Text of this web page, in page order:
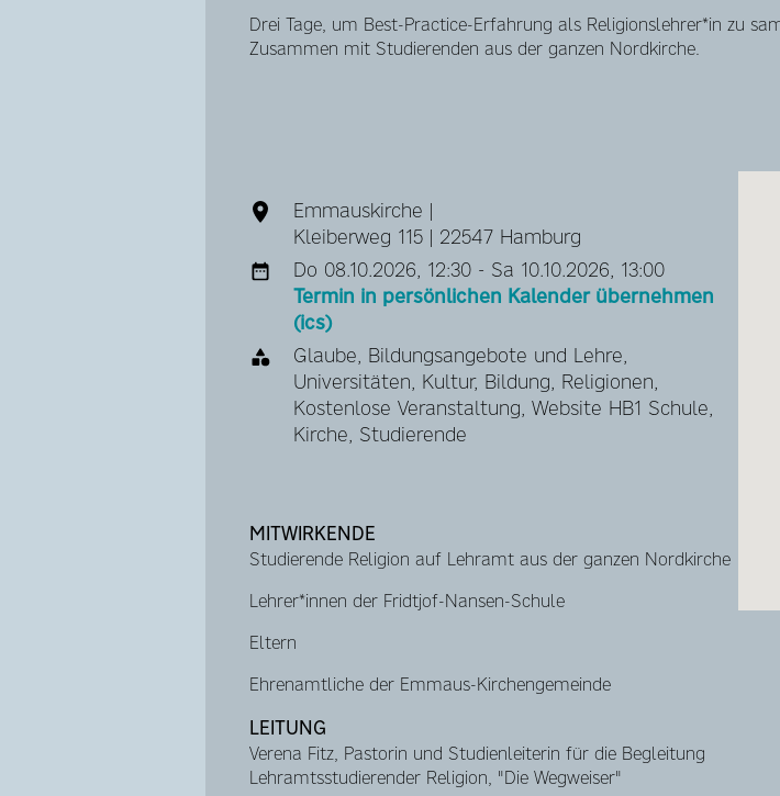
Drei Tage, um Best-Practice-Erfahrung als Religionslehrer*in zu
Zusammen mit Studierenden aus der ganzen Nordkirche.
Emmauskirche |
Kleiberweg 115 | 22547 Hamburg
Do 08.10.2026, 12:30 - Sa 10.10.2026, 13:00
Termin in persönlichen Kalender übernehmen
(ics)
Glaube, Bildungsangebote und Lehre,
Universitäten, Kultur, Bildung, Religionen,
Kostenlose Veranstaltung, Website HB1 Schule,
Kirche, Studierende
MITWIRKENDE
Studierende Religion auf Lehramt aus der ganzen Nordkirche
Lehrer*innen der Fridtjof-Nansen-Schule
Eltern
Ehrenamtliche der Emmaus-Kirchengemeinde
LEITUNG
Verena Fitz, Pastorin und Studienleiterin für die Begleitung
Lehramtsstudierender Religion, "Die Wegweiser"